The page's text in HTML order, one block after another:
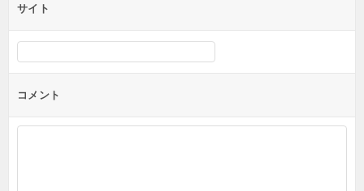
サイト
コメント